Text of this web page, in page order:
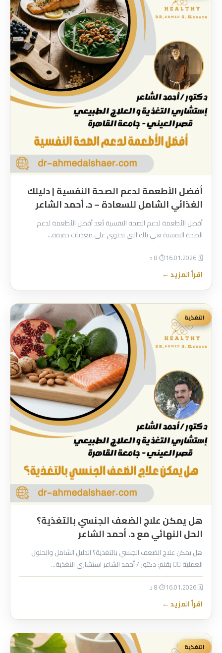
أفضل الأطعمة لدعم الصحة النفسية | دليلك
الغذائي الشامل للسعادة – د. أحمد الشاعر
أفضل الأطعمة لدعم الصحة النفسية تُعد أفضل الأطعمة لدعم
الصحة النفسية هي تلك التي تحتوي على مغذيات دقيقة…
🗓 16.01.2026 ⏱ 8 د
اقرأ المزيد ←
التغذية
هل يمكن علاج الضعف الجنسي بالتغذية؟
الحل النهائي مع د. أحمد الشاعر
هل يمكن علاج الضعف الجنسي بالتغذية؟ الدليل الشامل والحلول
العملية 👨‍⚕️ بقلم: دكتور / أحمد الشاعر استشاري التغذية…
🗓 16.01.2026 ⏱ 8 د
اقرأ المزيد ←
التغذية